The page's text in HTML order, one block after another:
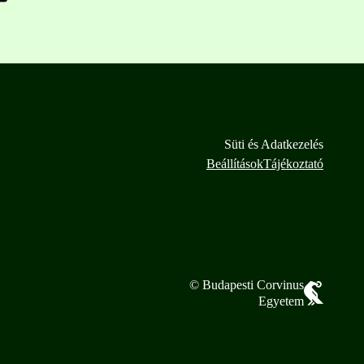
Süti és Adatkezelés
BeállításokTájékoztató
© Budapesti Corvinus
Egyetem